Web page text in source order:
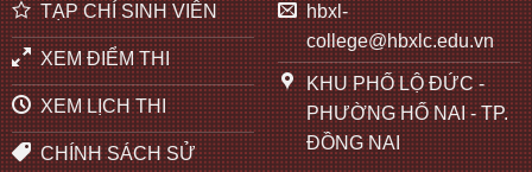
TẠP CHÍ SINH VIÊN
XEM ĐIỂM THI
XEM LỊCH THI
CHÍNH SÁCH SỬ
hbxl-
college@hbxlc.edu.vn
KHU PHỐ LỘ ĐỨC -
PHƯỜNG HỐ NAI - TP.
ĐỒNG NAI